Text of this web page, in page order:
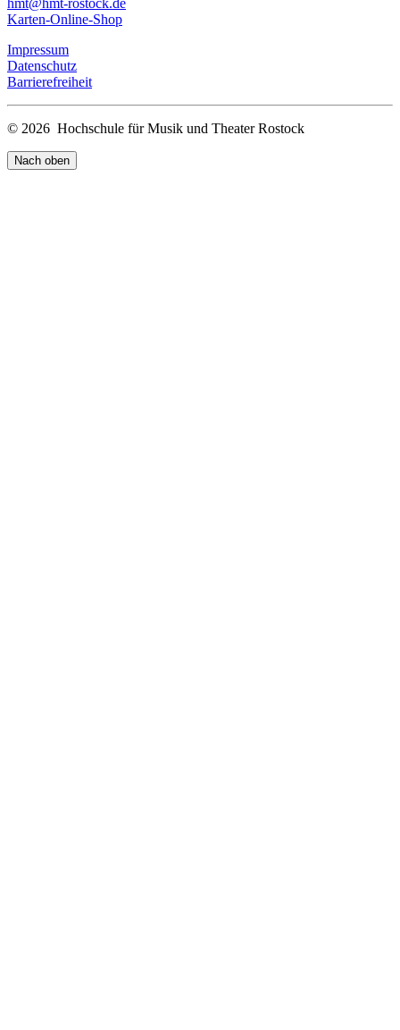
hmt@hmt-rostock.de
Karten-Online-Shop
Impressum
Datenschutz
Barrierefreiheit
© 2026 Hochschule für Musik und Theater Rostock
Nach oben